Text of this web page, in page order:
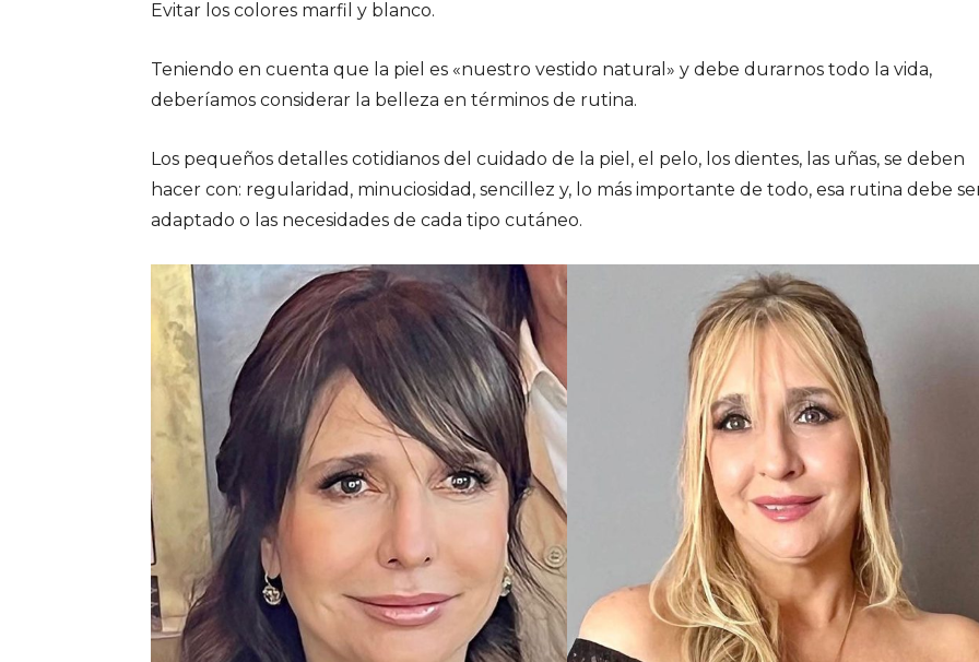
Evitar los colores marfil y blanco.
Teniendo en cuenta que la piel es «nuestro vestido natural» y debe durarnos todo la vida,
deberíamos considerar la belleza en términos de rutina.
Los pequeños detalles cotidianos del cuidado de la piel, el pelo, los dientes, las uñas, se deben
hacer con: regularidad, minuciosidad, sencillez y, lo más importante de todo, esa rutina debe
adaptado o las necesidades de cada tipo cutáneo.